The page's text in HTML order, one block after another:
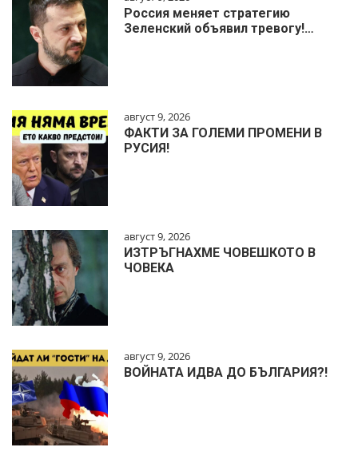
Россия меняет стратегию
Зеленский объявил тревогу!…
август 9, 2026
ФАКТИ ЗА ГОЛЕМИ ПРОМЕНИ В
РУСИЯ!
август 9, 2026
ИЗТРЪГНАХМЕ ЧОВЕШКОТО В
ЧОВЕКА
август 9, 2026
ВОЙНАТА ИДВА ДО БЪЛГАРИЯ?!